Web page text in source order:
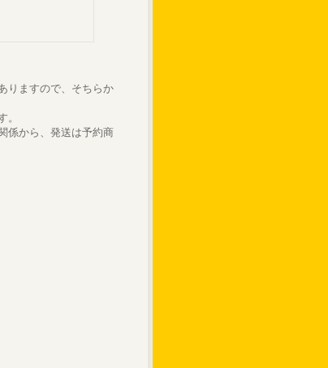
りますので、そちらか
。
係から、発送は予約商